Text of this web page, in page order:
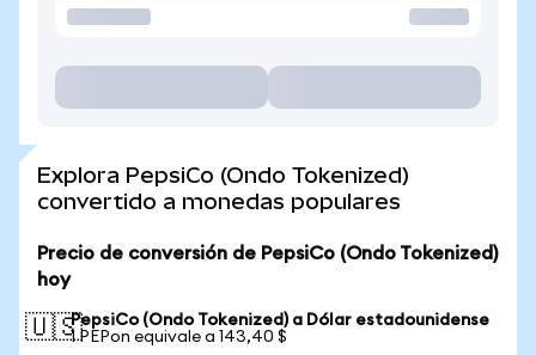
Explora PepsiCo (Ondo Tokenized)
convertido a monedas populares
Precio de conversión de PepsiCo (Ondo Tokenized)
hoy
🇺🇸PepsiCo (Ondo Tokenized) a Dólar estadounidense
1 PEPon equivale a 143,40 $